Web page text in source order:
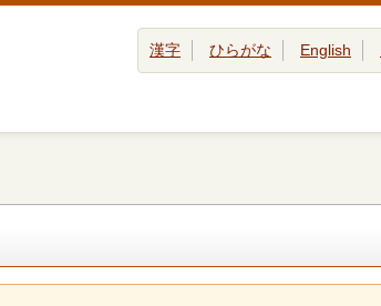
漢字 ひらがな English